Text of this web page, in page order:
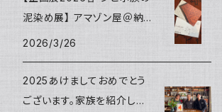
泥染め展】 アマゾン屋＠納
戸・DEN5gallery
2026/3/26
2025あけましておめでとう
ございます。家族を紹介しま